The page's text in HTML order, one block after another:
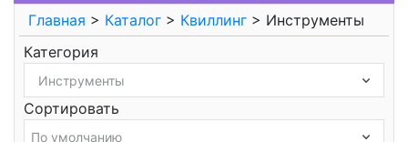
Главная > Каталог > Квиллинг > Инструменты
Категория
Сортировать